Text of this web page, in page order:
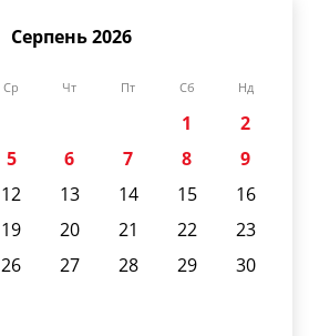
Серпень 2026
Ср Чт Пт Сб Нд
1
2
5 6 7 8
9
12 13 14 15
16
19 20 21 22
23
26 27 28 29
30